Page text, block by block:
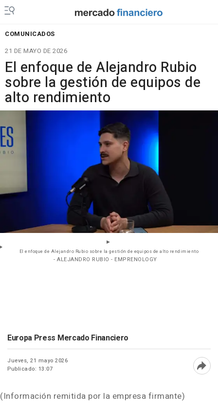
COMUNICADOS
21 DE MAYO DE 2026
El enfoque de Alejandro Rubio
sobre la gestión de equipos de
alto rendimiento
El enfoque de Alejandro Rubio sobre la gestión de equipos de alto rendimiento
- ALEJANDRO RUBIO - EMPRENOLOGY
Europa Press Mercado Financiero
Jueves, 21 mayo 2026
Publicado: 13:07
(Información remitida por la empresa firmante)